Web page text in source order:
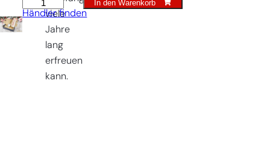
Geschenkset
Premium
Menge
In den Warenkorb
Händler finden
viele
Jahre
lang
erfreuen
kann.